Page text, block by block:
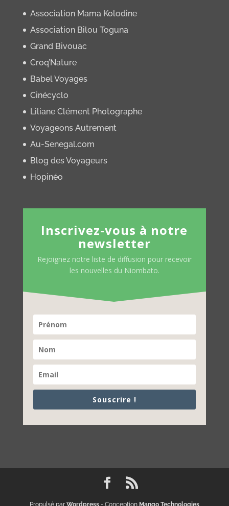
Association Mama Kolodine
Association Bilou Toguna
Grand Bivouac
Croq’Nature
Babel Voyages
Cinécyclo
Liliane Clément Photographe
Voyageons Autrement
Au-Senegal.com
Blog des Voyageurs
Hopinéo
Inscrivez-vous à notre
newsletter
Rejoignez notre liste de diffusion pour recevoir
les nouvelles du Niombato.
Souscrire !
Propulsé parWordpress- Conception Mango Technologies